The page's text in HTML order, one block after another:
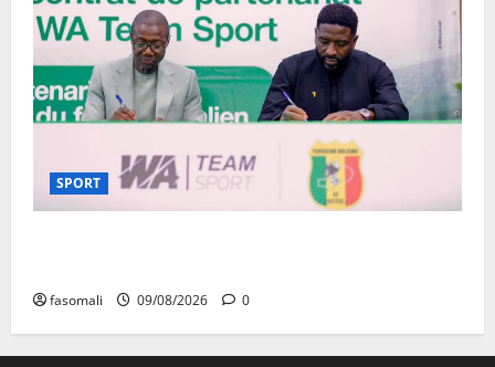
SPORT
fasomali 09/08/2026 0